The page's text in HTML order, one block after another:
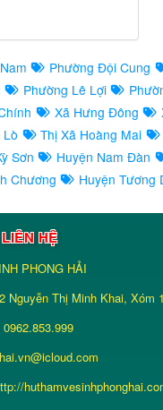
Phường Đội Cung
Phường Lê Lợi
Xã Hưng Đông
Thị Xã Hoàng Mai
Sơn Huyện Nam Đàn
Chương Huyện Tương
HỆ
PHONG HẢI
Nguyễn Thị Minh Khai, Xóm
0962.853.999